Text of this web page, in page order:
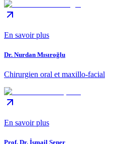
En savoir plus
Dr. Nurdan Mısıroğlu
Chirurgien oral et maxillo-facial
En savoir plus
Prof. Dr. İsmail Şener